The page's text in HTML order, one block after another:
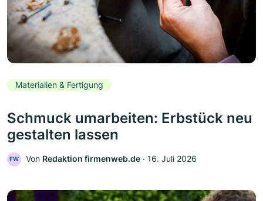
Materialien & Fertigung
Schmuck umarbeiten: Erbstück neu
gestalten lassen
FW Von Redaktion firmenweb.de ‧ 16. Juli 2026